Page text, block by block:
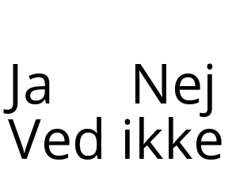
Ja Nej
Ved ikke